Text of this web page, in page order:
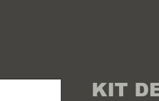
KIT